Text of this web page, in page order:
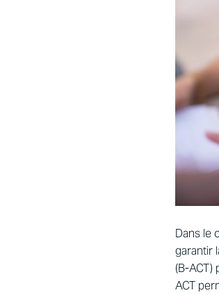
Dans le
garantir
(B-ACT)
ACT